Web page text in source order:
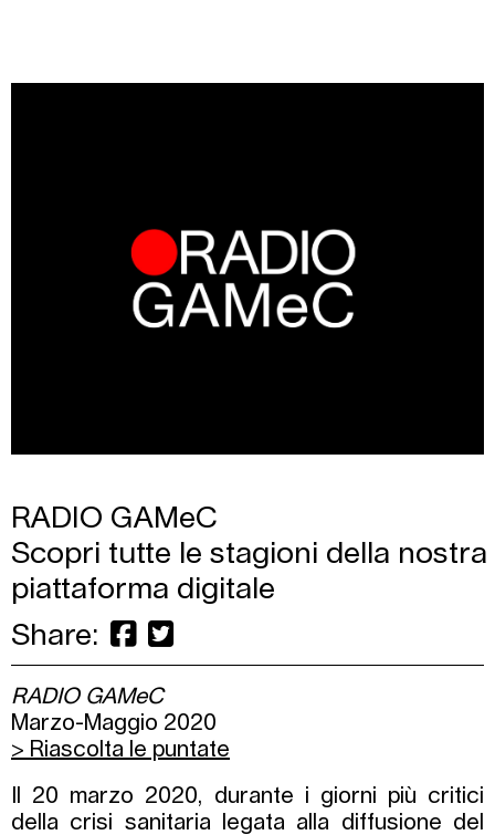
RADIO GAMeC
Scopri tutte le stagioni della nostra
piattaforma digitale
Share:
RADIO GAMeC
Marzo-Maggio 2020
> Riascolta le puntate
Il 20 marzo 2020, durante i giorni più critici
della crisi sanitaria legata alla diffusione del